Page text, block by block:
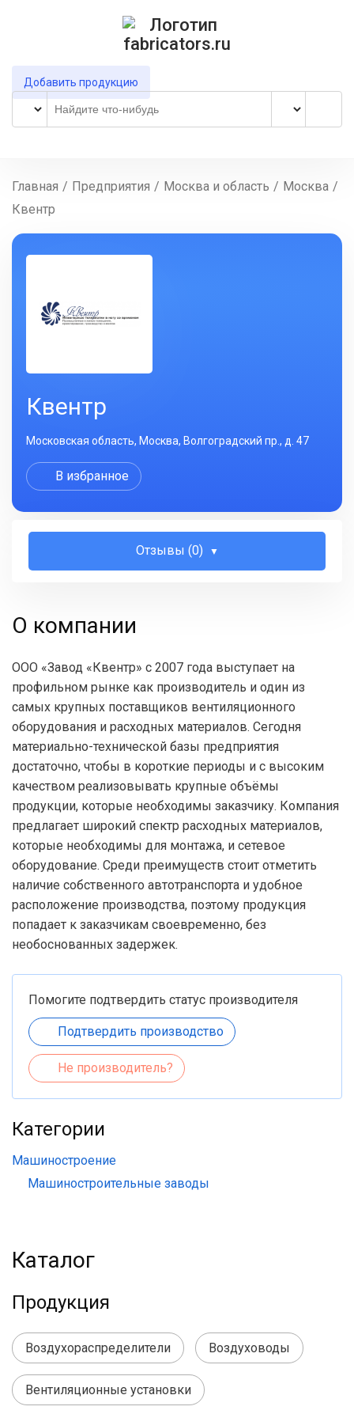
Добавить продукцию
Главная / Предприятия / Москва и область / Москва /
Квентр
Квентр
Московская область, Москва, Волгоградский пр., д. 47
В избранное
Отзывы (0)
О компании
ООО «Завод «Квентр»​ с 2007 года выступает на
профильном рынке как производитель и один из
самых крупных поставщиков вентиляционного
оборудования и расходных материалов. Сегодня
материально-технической базы предприятия
достаточно, чтобы в короткие периоды и с высоким
качеством реализовывать крупные объёмы
продукции, которые необходимы заказчику. Компания
предлагает широкий спектр расходных материалов,
которые необходимы для монтажа, и сетевое
оборудование. Среди преимуществ стоит отметить
наличие собственного автотранспорта и удобное
расположение производства, поэтому продукция
попадает к заказчикам своевременно, без
необоснованных задержек.
Помогите подтвердить статус производителя
Подтвердить производство
Не производитель?
Категории
Машиностроение
Машиностроительные заводы
Каталог
Продукция
Воздухораспределители Воздуховоды
Вентиляционные установки